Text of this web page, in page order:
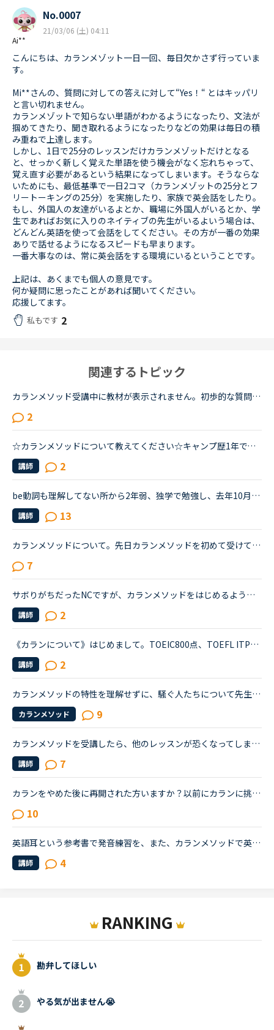
Ai**
No.0007
21/03/06 (土) 04:11
こんにちは、カランメゾット一日一回、毎日欠かさず行っていま
す。
Mi**さんの、質問に対しての答えに対して“Yes！“ とはキッパリ
と言い切れません。
カランメゾットで知らない単語がわかるようになったり、文法が
掴めてきたり、聞き取れるようになったりなどの効果は毎日の積
み重ねで上達します。
しかし、1日で25分のレッスンだけカランメゾットだけとなる
と、せっかく新しく覚えた単語を使う機会がなく忘れちゃって、
覚え直す必要があるという結果になってしまいます。そうならな
いためにも、最低基準で一日2コマ（カランメゾットの25分とフ
リートーキングの25分）を実施したり、家族で英会話をしたり。
もし、外国人の友達がいるよとか、職場に外国人がいるとか、学
生であればお気に入りのネイティブの先生がいるよいう場合は、
どんどん英語を使って会話をしてください。その方が一番の効果
ありで話せるようになるスピードも早まります。
一番大事なのは、常に英会話をする環境にいるということです。
上記は、あくまでも個人の意見です。
何か疑問に思ったことがあれば聞いてください。
応援してます。
私もです 2
関連するトピック
カランメソッド受講中に教材が表示されません。初歩的な質問で大変申し訳ありません。パソコン受講で教材は持っていません。カランメソッドをはじめて７回目です。今日はじめてリーディングパートを受けました。H...
2
☆カランメソッドについて教えてください☆キャンプ歴1年で、最近ではスピーキング力UPと、英検準1級を目指している主婦です。先日カランメソッドの無料レベルチェックを受け、5・6程度と言われました。また、その...
講師 2
be動詞も理解してない所から2年弱、独学で勉強し、去年10月からネイティブキャンプを始めました。ネイティブキャンプも4ヶ月位までは頑張っていたのですが、最近は週に3回ほどになりカランメソッドだけを受講して...
講師 13
カランメソッドについて。先日カランメソッドを初めて受けてみました。ネイティブキャンプを始めたばかり、かなりの初心者なのでステージは1です。結果、自分の脳で答えることはほとんど出来ず、ただただよくわか...
7
サボりがちだったNCですが、カランメソッドをはじめるようになりほぼ毎日やるようになりました。毎日2レッスンカランが理想だとは思うのですが、今のところ1レッスンのみです。昔他社でカランを少しやっていた時...
講師 2
《カランについて》はじめまして。TOEIC800点、TOEFL ITP530 でリーディングやリスニングには多少自信があるものの、スピーキングに全く自信がありません。マンスリースピーキングでレベル5でした。他教材を併用...
講師 2
カランメソッドの特性を理解せずに、騒ぐ人たちについて先生方のレビューを見ていると、カランの進め方について苦言を呈しているレビューが目立つように思いました。これについて、個人的には「それは、生徒の方...
カランメソッド 9
カランメソッドを受講したら、他のレッスンが恐くなってしまいました。普段はデイリーニュースと5分間ディスカッションを中心に、補強したいところは文法教材を受けています。講師の方の言葉はたぶん半分くらいし...
講師 7
カランをやめた後に再開された方いますか？以前にカランに挑戦しましたが、３〜４回やめています。ステージはたぶん５。復習に時間がかかるので、レッスンスケジュールがタイトになり諦めてしまいました。あと子...
10
英語耳という参考書で発音練習を、また、カランメソッドで英会話の練習をしております。英語耳の練習中には発音が徐々に改善されつつある一方、カランメソッド中は依然として日本語発音になってしまいます。これ...
講師 4
RANKING
勘弁してほしい
やる気が出ません😭